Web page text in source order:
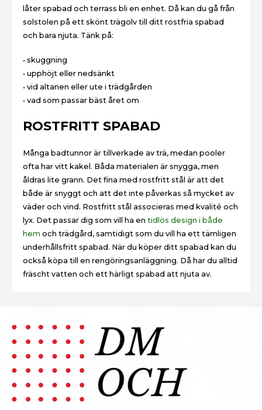
låter spabad och terrass bli en enhet. Då kan du gå från
solstolen på ett skönt trägolv till ditt rostfria spabad
och bara njuta. Tänk på:
• skuggning
• upphöjt eller nedsänkt
• vid altanen eller ute i trädgården
• vad som passar bäst året om
ROSTFRITT SPABAD
Många badtunnor är tillverkade av trä, medan pooler
ofta har vitt kakel. Båda materialen är snygga, men
åldras lite grann. Det fina med rostfritt stål är att det
både är snyggt och att det inte påverkas så mycket av
väder och vind. Rostfritt stål associeras med kvalité och
lyx. Det passar dig som vill ha en tidlös design i både
hem och trädgård, samtidigt som du vill ha ett tämligen
underhållsfritt spabad. När du köper ditt spabad kan du
också köpa till en rengöringsanläggning. Då har du alltid
fräscht vatten och ett härligt spabad att njuta av.